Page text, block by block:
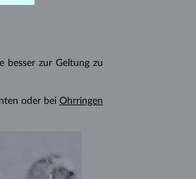
besser zur Geltung zu
oder bei Ohrringen